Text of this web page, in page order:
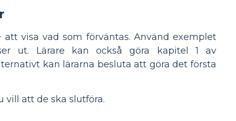
visa vad som förväntas. Använd exemplet
ut. Lärare kan också göra kapitel 1 av
kan lärarna besluta att göra det första
att de ska slutföra.